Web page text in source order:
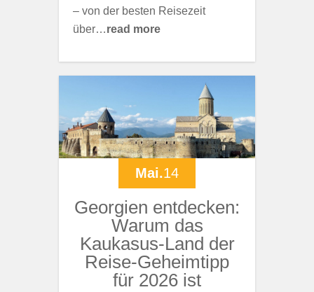
– von der besten Reisezeit
über…read more
Mai.14
Georgien entdecken:
Warum das
Kaukasus-Land der
Reise-Geheimtipp
für 2026 ist